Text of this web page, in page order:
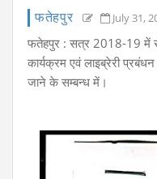
फतेहपुर July 31,
फतेहपुर : सत्र 2018-19 में
कार्यक्रम एवं लाइब्रेरी
जाने के सम्बन्ध में।